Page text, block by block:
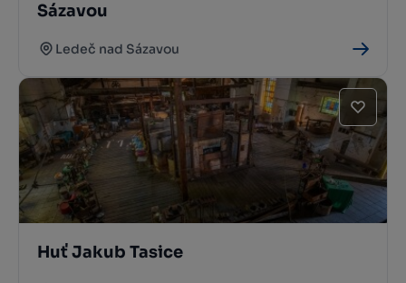
Sázavou
Ledeč nad Sázavou
Huť Jakub Tasice